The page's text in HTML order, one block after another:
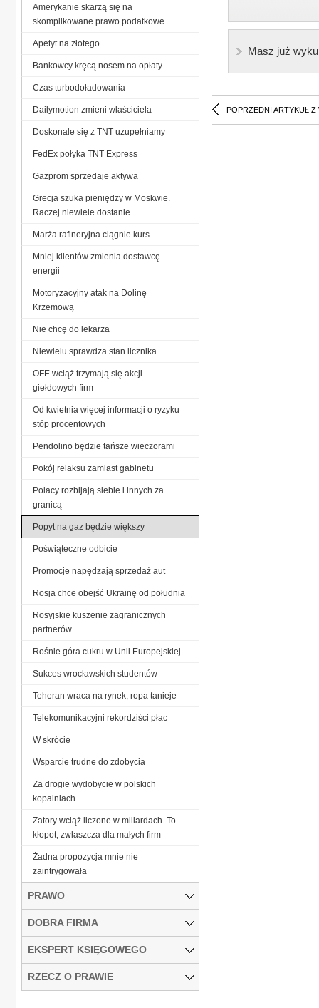
Masz już
POPRZEDNI ARTYKUŁ Z
Amerykanie skarżą się na
skomplikowane prawo podatkowe
Ape­tyt na zło­te­go
Bankowcy kręcą nosem na opłaty
Czas turbodoładowania
Dailymotion zmieni właściciela
Doskonale się z TNT uzupełniamy
FedEx połyka TNT Express
Gazprom sprzedaje aktywa
Grecja szuka pieniędzy w Moskwie.
Raczej niewiele dostanie
Marża rafineryjna ciągnie kurs
Mniej klientów zmienia dostawcę
energii
Motoryzacyjny atak na Dolinę
Krzemową
Nie chcę do lekarza
Niewielu sprawdza stan licznika
OFE wciąż trzymają się akcji
giełdowych firm
Od kwietnia więcej informacji o ryzyku
stóp procentowych
Pendolino będzie tańsze wieczorami
Pokój relaksu zamiast gabinetu
Polacy rozbijają siebie i innych za
granicą
Popyt na gaz będzie większy
Poświąteczne odbicie
Promocje napędzają sprzedaż aut
Rosja chce obejść Ukrainę od południa
Rosyjskie kuszenie zagranicznych
partnerów
Rośnie góra cukru w Unii Europejskiej
Sukces wrocławskich studentów
Teheran wraca na rynek, ropa tanieje
Telekomunikacyjni rekordziści płac
W skrócie
Wsparcie trudne do zdobycia
Za drogie wydobycie w polskich
kopalniach
Zatory wciąż liczone w miliardach. To
kłopot, zwłaszcza dla małych firm
Żadna propozycja mnie nie
zaintrygowała
PRAWO
DOBRA FIRMA
EKSPERT KSIĘGOWEGO
RZECZ O PRAWIE